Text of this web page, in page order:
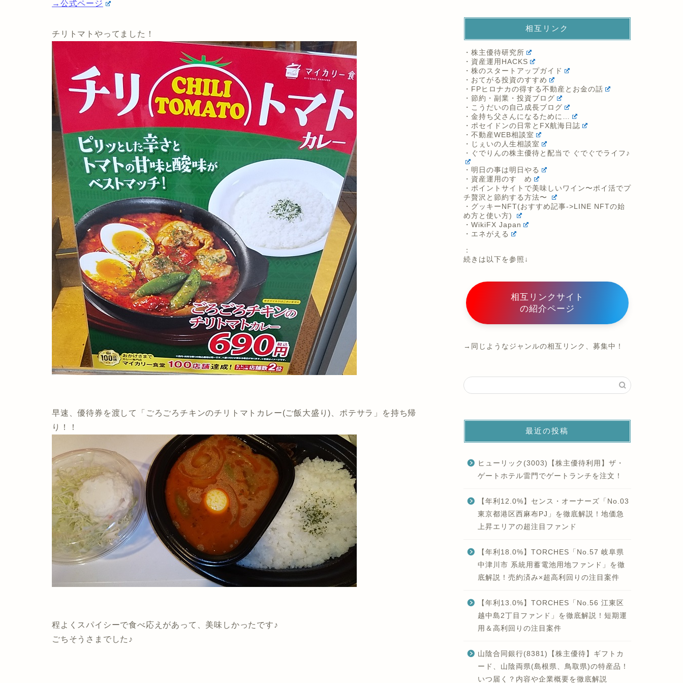
→公式ページ
チリトマトやってました！
早速、優待券を渡して「ごろごろチキンのチリトマトカレー(ご飯大盛り)、ポテサラ」を持ち帰
り！！
程よくスパイシーで食べ応えがあって、美味しかったです♪
ごちそうさまでした♪
相互リンク
・株主優待研究所
・資産運用HACKS
・株のスタートアップガイド
・おてがる投資のすすめ
・FPヒロナカの得する不動産とお金の話
・節約・副業・投資ブログ
・こうだいの自己成長ブログ
・金持ち父さんになるために…
・ポセイドンの日常とFX航海日誌
・不動産WEB相談室
・じぇいの人生相談室
・ぐでりんの株主優待と配当で ぐでぐでライフ♪
・明日の事は明日やる
・資産運用のすゝめ
・ポイントサイトで美味しいワイン〜ポイ活でプ
チ贅沢と節約する方法〜
・グッキーNFT(おすすめ記事->LINE NFTの始
め方と使い方)
・WikiFX Japan
・エネがえる
：
続きは以下を参照↓
相互リンクサイト
の紹介ページ
→同じようなジャンルの相互リンク、募集中！
最近の投稿
ヒューリック(3003)【株主優待利用】ザ・
ゲートホテル雷門でゲートランチを注文！
【年利12.0%】センス・オーナーズ「No.03
東京都港区西麻布PJ」を徹底解説！地価急
上昇エリアの超注目ファンド
【年利18.0%】TORCHES「No.57 岐阜県
中津川市 系統用蓄電池用地ファンド」を徹
底解説！売約済み×超高利回りの注目案件
【年利13.0%】TORCHES「No.56 江東区
越中島2丁目ファンド」を徹底解説！短期運
用＆高利回りの注目案件
山陰合同銀行(8381)【株主優待】ギフトカ
ード、山陰両県(島根県、鳥取県)の特産品！
いつ届く？内容や企業概要を徹底解説